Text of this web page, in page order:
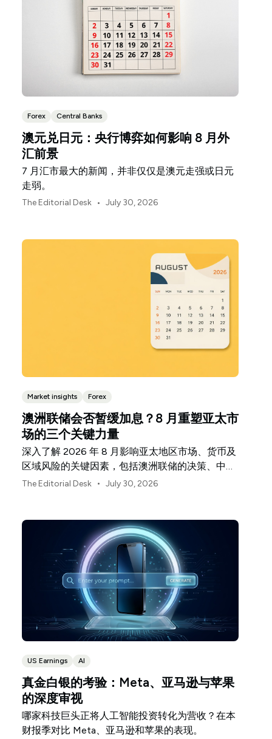
Forex Central Banks
澳元兑日元：央行博弈如何影响 8 月外
汇前景
7 月汇市最大的新闻，并非仅仅是澳元走强或日元
走弱。
The Editorial Desk • July 30, 2026
Market insights Forex
澳洲联储会否暂缓加息？8 月重塑亚太市
场的三个关键力量
深入了解 2026 年 8 月影响亚太地区市场、货币及
区域风险的关键因素，包括澳洲联储的决策、中国
经济复苏的不均衡表现以及日本央行释放的信号。
The Editorial Desk • July 30, 2026
US Earnings AI
真金白银的考验：Meta、亚马逊与苹果
的深度审视
哪家科技巨头正将人工智能投资转化为营收？在本
财报季对比 Meta、亚马逊和苹果的表现。